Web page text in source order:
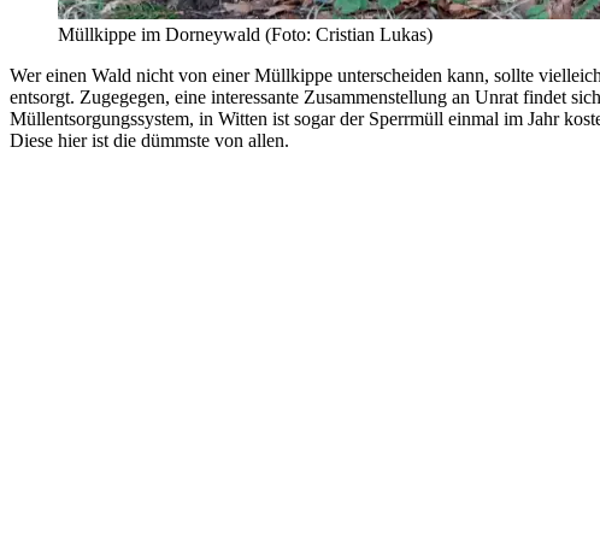
Müllkippe im Dorneywald (Foto: Cristian Lukas)
Wer einen Wald nicht von einer Müllkippe unterscheiden kann, sollte
entsorgt. Zugegegen, eine interessante Zusammenstellung an Unrat findet
Müllentsorgungssystem, in Witten ist sogar der Sperrmüll einmal im Jahr
Diese hier ist die dümmste von allen.